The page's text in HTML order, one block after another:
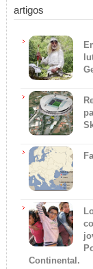
artigos
Continental.